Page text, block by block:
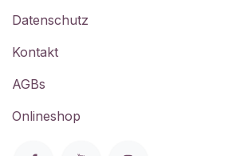
Datenschutz
Kontakt
AGBs
Onlineshop